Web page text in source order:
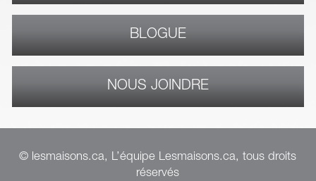
BLOGUE
NOUS JOINDRE
© lesmaisons.ca, L’équipe Lesmaisons.ca, tous droits
réservés